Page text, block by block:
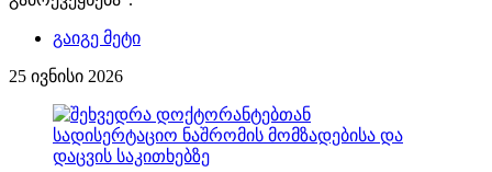
გაიგე მეტი
25 ივნისი 2026